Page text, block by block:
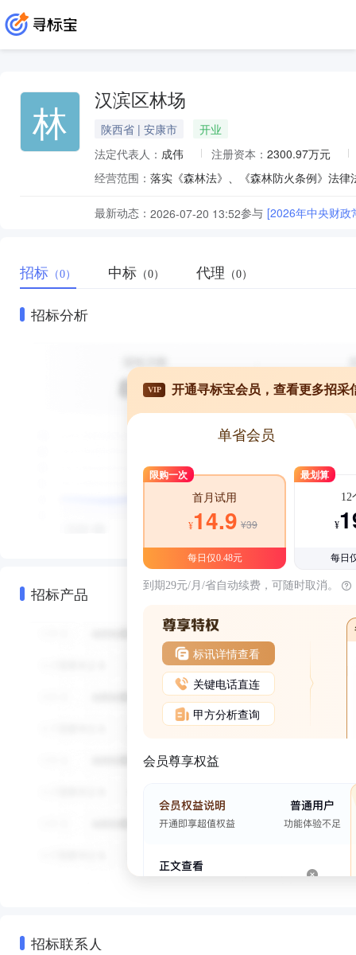
林 汉滨区林场
陕西省 | 安康市
开业
法定代表人： 成伟 注册资本： 2300.97万元
经营范围：
最新动态： 2026-07-20 13:52参与 [2026年中央财政
招标 （0） 中标 （0） 代理 （0）
招标分析
招标产品
VIP 开通寻标宝会员，查看更多招采
单省会员
限购一次
首月试用
¥14.9 ¥39
每日仅0.48元
最划算
12
¥
每日
到期29元/月/省自动续费，可随时取消。
标讯详情查看
关键电话直连
甲方分析查询
会员尊享权益
招标联系人